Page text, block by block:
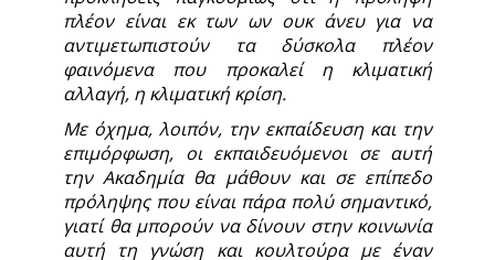
πλέον είναι εκ των ων ουκ άνευ για να
αντιμετωπιστούν τα δύσκολα πλέον
φαινόμενα που προκαλεί η κλιματική
αλλαγή, η κλιματική κρίση.
Με όχημα, λοιπόν, την εκπαίδευση και την
επιμόρφωση, οι εκπαιδευόμενοι σε αυτή
την Ακαδημία θα μάθουν και σε επίπεδο
πρόληψης που είναι πάρα πολύ σημαντικό,
γιατί θα μπορούν να δίνουν στην κοινωνία
αυτή τη γνώση και κουλτούρα με έναν